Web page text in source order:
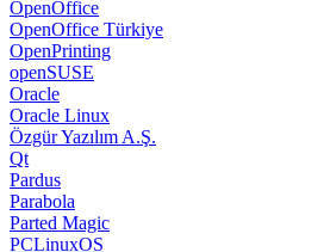
OpenOffice
OpenOffice Türkiye
OpenPrinting
openSUSE
Oracle
Oracle Linux
Özgür Yazılım A.Ş.
Qt
Pardus
Parabola
Parted Magic
PCLinuxOS